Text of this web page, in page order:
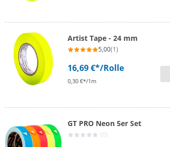
Artist Tape - 24 mm
5,00(1)
16,69 €*/Rolle
0,30 €*/1m
GT PRO Neon 5er Set
(0)